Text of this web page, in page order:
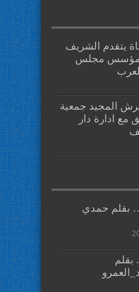
يتقدم الشريف
ومؤسس مجلس
المجيد جمعية
مع ادارة دار
بقلم حمدي
بقلم